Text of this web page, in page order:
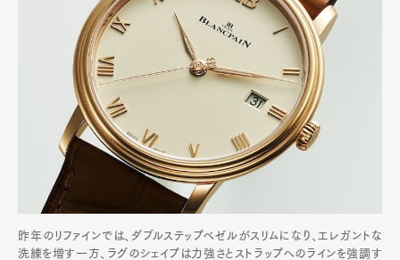
昨年のリファインでは、ダブルステップベゼルがスリムになり、エレガントな
洗練を増す一方、ラグのシェイプは力強さとストラップへのラインを強調す